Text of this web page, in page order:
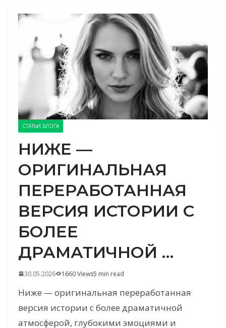
СТАТЬИ БЛОГА
НИЖЕ —
ОРИГИНАЛЬНАЯ
ПЕРЕРАБОТАННАЯ
ВЕРСИЯ ИСТОРИИ С
БОЛЕЕ
ДРАМАТИЧНОЙ …
30.05.2026 1660 Views5 min read
Ниже — оригинальная переработанная
версия истории с более драматичной
атмосферой, глубокими эмоциями и